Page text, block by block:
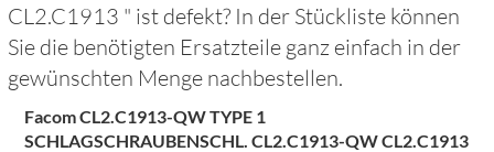
CL2.C1913 " ist defekt? In der Stückliste können
Sie die benötigten Ersatzteile ganz einfach in der
gewünschten Menge nachbestellen.
Facom CL2.C1913-QW TYPE 1
SCHLAGSCHRAUBENSCHL. CL2.C1913-QW CL2.C1913